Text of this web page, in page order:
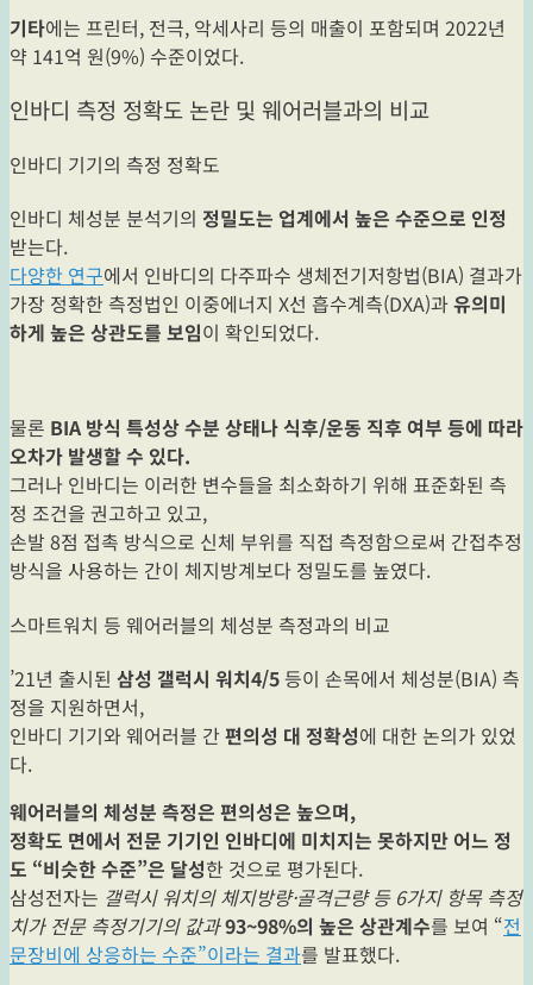
기타에는 프린터, 전극, 악세사리 등의 매출이 포함되며 2022년
약 141억 원(9%) 수준이었다.
인바디 측정 정확도 논란 및 웨어러블과의 비교
인바디 기기의 측정 정확도
인바디 체성분 분석기의 정밀도는 업계에서 높은 수준으로 인정
받는다.
다양한 연구에서 인바디의 다주파수 생체전기저항법(BIA) 결과가
가장 정확한 측정법인 이중에너지 X선 흡수계측(DXA)과유의미
하게 높은 상관도를 보임이 확인되었다.
물론 BIA 방식 특성상 수분 상태나 식후/운동 직후 여부 등에 따라
오차가 발생할 수 있다.
그러나 인바디는 이러한 변수들을 최소화하기 위해 표준화된 측
정 조건을 권고하고 있고,
손발 8점 접촉 방식으로 신체 부위를 직접 측정함으로써 간접추정
방식을 사용하는 간이 체지방계보다 정밀도를 높였다.
스마트워치 등 웨어러블의 체성분 측정과의 비교
’21년 출시된 삼성 갤럭시 워치4/5등이 손목에서 체성분(BIA) 측
정을 지원하면서,
인바디 기기와 웨어러블 간 편의성 대 정확성에 대한 논의가 있었
다.
웨어러블의 체성분 측정은 편의성은 높으며,
정확도 면에서 전문 기기인 인바디에 미치지는 못하지만 어느 정
도 “비슷한 수준”은 달성한 것으로 평가된다.
삼성전자는 갤럭시 워치의 체지방량·골격근량 등 6가지 항목 측정
치가 전문 측정기기의 값과93~98%의 높은 상관계수를 보여 “전
문장비에 상응하는 수준”이라는 결과를 발표했다.